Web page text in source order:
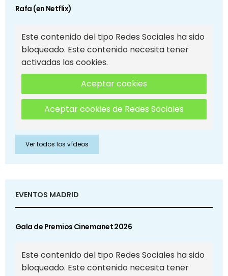
Rafa (en Netflix)
Este contenido del tipo Redes Sociales ha sido
bloqueado. Este contenido necesita tener
activadas las cookies.
Aceptar cookies
Aceptar cookies de Redes Sociales
Ver todos los vídeos
EVENTOS MADRID
Gala de Premios Cinemanet 2026
Este contenido del tipo Redes Sociales ha sido
bloqueado. Este contenido necesita tener